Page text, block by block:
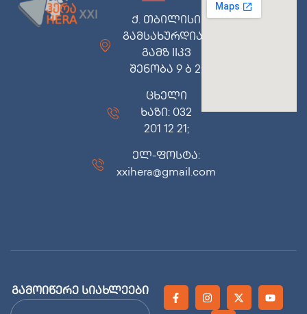
ქ. თბილისი
გამსახურდიას
გამზ IIკვ
შენობა 9 ბ 2;
ცხელი
ხაზი: 032
201 12 21;
ელ-ფოსტა:
xxihera@gmail.com
გამოიწერე სიახლეები